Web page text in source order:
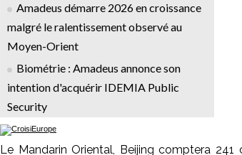
Amadeus démarre 2026 en croissance
malgré le ralentissement observé au
Moyen-Orient
Biométrie : Amadeus annonce son
intention d'acquérir IDEMIA Public
Security
Le Mandarin Oriental, Beijing comptera